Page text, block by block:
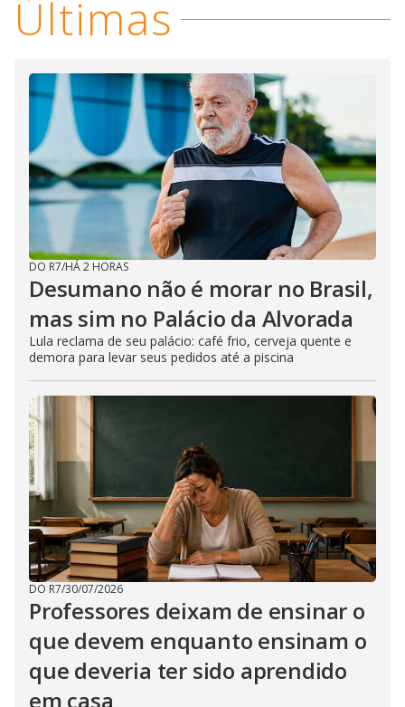
Últimas
DO R7/HÁ 2 HORAS
Desumano não é morar no Brasil,
mas sim no Palácio da Alvorada
Lula reclama de seu palácio: café frio, cerveja quente e
demora para levar seus pedidos até a piscina
DO R7/30/07/2026
Professores deixam de ensinar o
que devem enquanto ensinam o
que deveria ter sido aprendido
em casa